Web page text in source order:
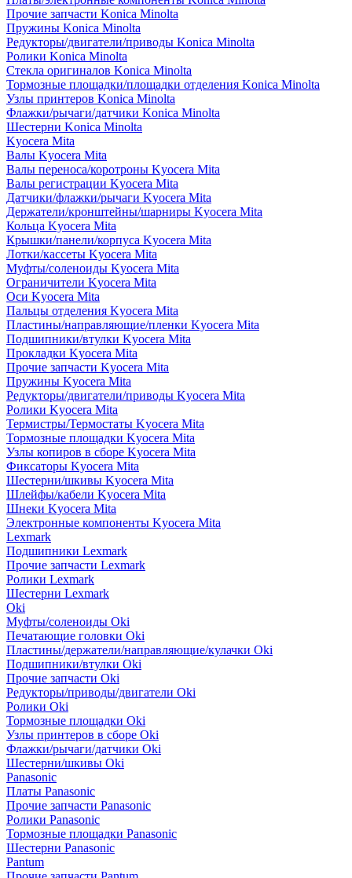
Прочие запчасти Konica Minolta
Пружины Konica Minolta
Редукторы/двигатели/приводы Konica Minolta
Ролики Konica Minolta
Стекла оригиналов Konica Minolta
Тормозные площадки/площадки отделения Konica Minolta
Узлы принтеров Konica Minolta
Флажки/рычаги/датчики Konica Minolta
Шестерни Konica Minolta
Kyocera Mita
Валы Kyocera Mita
Валы переноса/коротроны Kyocera Mita
Валы регистрации Kyocera Mita
Датчики/флажки/рычаги Kyocera Mita
Держатели/кронштейны/шарниры Kyocera Mita
Кольца Kyocera Mita
Крышки/панели/корпуса Kyocera Mita
Лотки/кассеты Kyocera Mita
Муфты/соленоиды Kyocera Mita
Ограничители Kyocera Mita
Оси Kyocera Mita
Пальцы отделения Kyocera Mita
Пластины/направляющие/пленки Kyocera Mita
Подшипники/втулки Kyocera Mita
Прокладки Kyocera Mita
Прочие запчасти Kyocera Mita
Пружины Kyocera Mita
Редукторы/двигатели/приводы Kyocera Mita
Ролики Kyocera Mita
Термистры/Термостаты Kyocera Mita
Тормозные площадки Kyocera Mita
Узлы копиров в сборе Kyocera Mita
Фиксаторы Kyocera Mita
Шестерни/шкивы Kyocera Mita
Шлейфы/кабели Kyocera Mita
Шнеки Kyocera Mita
Электронные компоненты Kyocera Mita
Lexmark
Подшипники Lexmark
Прочие запчасти Lexmark
Ролики Lexmark
Шестерни Lexmark
Oki
Муфты/соленоиды Oki
Печатающие головки Oki
Пластины/держатели/направляющие/кулачки Oki
Подшипники/втулки Oki
Прочие запчасти Oki
Редукторы/приводы/двигатели Oki
Ролики Oki
Тормозные площадки Oki
Узлы принтеров в сборе Oki
Флажки/рычаги/датчики Oki
Шестерни/шкивы Oki
Panasonic
Платы Panasonic
Прочие запчасти Panasonic
Ролики Panasonic
Тормозные площадки Panasonic
Шестерни Panasonic
Pantum